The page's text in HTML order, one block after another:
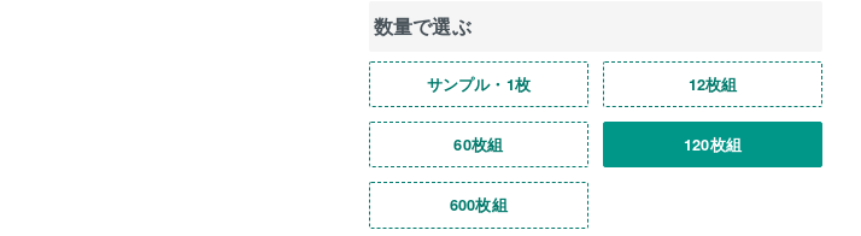
数量で選ぶ
サンプル・1枚 12枚組
60枚組 120枚組
600枚組